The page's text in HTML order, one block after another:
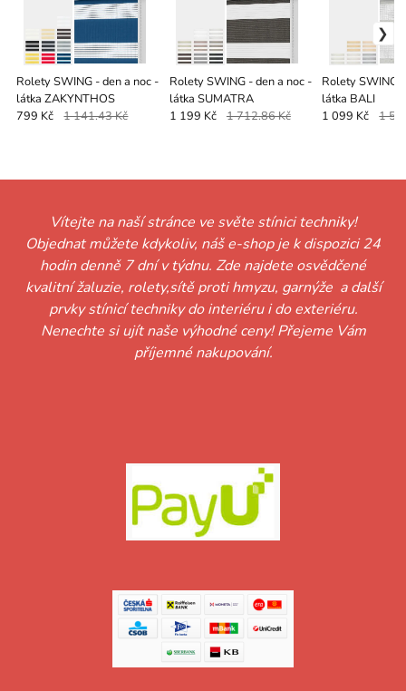
Rolety SWING - den a noc -
látka ZAKYNTHOS
799 Kč 1 141.43 Kč
Rolety SWING - den a noc -
látka SUMATRA
1 199 Kč 1 712.86 Kč
Rolety SWING
látka BALI
1 099 Kč 1
Vítejte na naší stránce ve světe stínici techniky!
Objednat můžete kdykoliv, náš e-shop je k dispozici 24
hodin denně 7 dní v týdnu. Zde najdete osvědčené
kvalitní žaluzie, rolety,sítě proti hmyzu, garnýže a další
prvky stínicí techniky do interiéru i do exteriéru.
Nenechte si ujít naše výhodné ceny! Přejeme Vám
příjemné nakupování.